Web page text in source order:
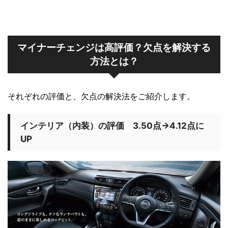
マイナーチェンジは高評価？欠点を解決する
方法とは？
それぞれの評価と、欠点の解決法をご紹介します。
インテリア（内装）の評価 3.50点→4.12点に
UP